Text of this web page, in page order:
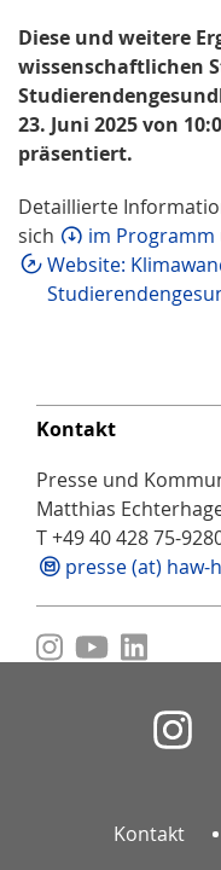
Diese und weitere
wissenschaftlichen
23. Juni 2025 von
präsentiert.
Detaillierte
sich
im Programm
Website:
Kontakt
Presse und
Matthias
T +49 40 428 75-
presse (at)
Kontakt